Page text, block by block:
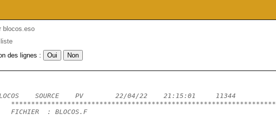
blocos.eso
des lignes :
SOURCE    PV        22/04/22    21:15:01     11344
FICHIER  : BLOCOS.F